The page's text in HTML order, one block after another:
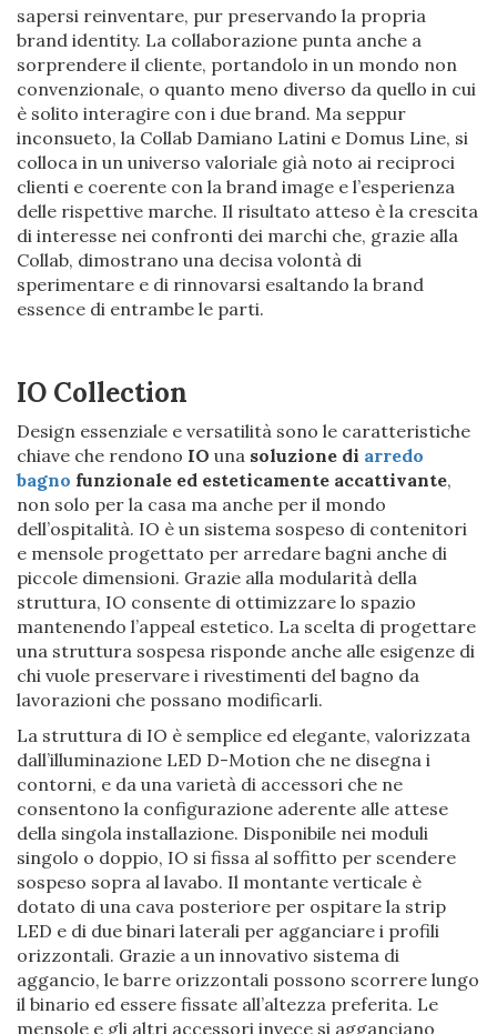
sapersi reinventare, pur preservando la propria
brand identity. La collaborazione punta anche a
sorprendere il cliente, portandolo in un mondo non
convenzionale, o quanto meno diverso da quello in cui
è solito interagire con i due brand. Ma seppur
inconsueto, la Collab Damiano Latini e Domus Line, si
colloca in un universo valoriale già noto ai reciproci
clienti e coerente con la brand image e l’esperienza
delle rispettive marche. Il risultato atteso è la crescita
di interesse nei confronti dei marchi che, grazie alla
Collab, dimostrano una decisa volontà di
sperimentare e di rinnovarsi esaltando la brand
essence di entrambe le parti.
IO Collection
Design essenziale e versatilità sono le caratteristiche
chiave che rendono IO una soluzione di arredo
bagno funzionale ed esteticamente accattivante,
non solo per la casa ma anche per il mondo
dell’ospitalità. IO è un sistema sospeso di contenitori
e mensole progettato per arredare bagni anche di
piccole dimensioni. Grazie alla modularità della
struttura, IO consente di ottimizzare lo spazio
mantenendo l’appeal estetico. La scelta di progettare
una struttura sospesa risponde anche alle esigenze di
chi vuole preservare i rivestimenti del bagno da
lavorazioni che possano modificarli.
La struttura di IO è semplice ed elegante, valorizzata
dall’illuminazione LED D-Motion che ne disegna i
contorni, e da una varietà di accessori che ne
consentono la configurazione aderente alle attese
della singola installazione. Disponibile nei moduli
singolo o doppio, IO si fissa al soffitto per scendere
sospeso sopra al lavabo. Il montante verticale è
dotato di una cava posteriore per ospitare la strip
LED e di due binari laterali per agganciare i profili
orizzontali. Grazie a un innovativo sistema di
aggancio, le barre orizzontali possono scorrere lungo
il binario ed essere fissate all’altezza preferita. Le
mensole e gli altri accessori invece si agganciano